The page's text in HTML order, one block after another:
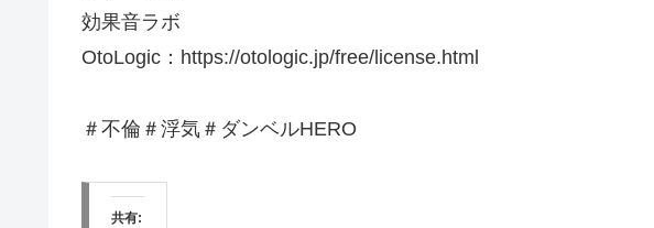
効果音ラボ
OtoLogic：https://otologic.jp/free/license.html​
＃不倫＃浮気＃ダンベルHERO
共有: